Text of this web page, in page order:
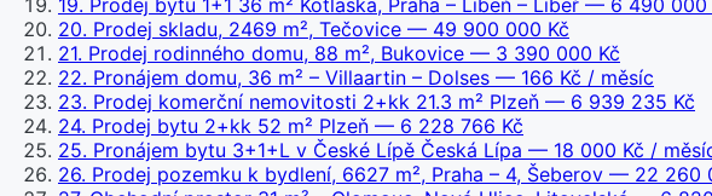
19. Prodej bytu 1+1 36 m² Kotlaska, Praha – Libeň – Libeř — 6 490 000
20. Prodej skladu, 2469 m², Tečovice — 49 900 000 Kč
21. Prodej rodinného domu, 88 m², Bukovice — 3 390 000 Kč
22. Pronájem domu, 36 m² – Villaartin – Dolses — 166 Kč / měsíc
23. Prodej komerční nemovitosti 2+kk 21.3 m² Plzeň — 6 939 235 Kč
24. Prodej bytu 2+kk 52 m² Plzeň — 6 228 766 Kč
25. Pronájem bytu 3+1+L v České Lípě Česká Lípa — 18 000 Kč /
26. Prodej pozemku k bydlení, 6627 m², Praha – 4, Šeberov — 22 260